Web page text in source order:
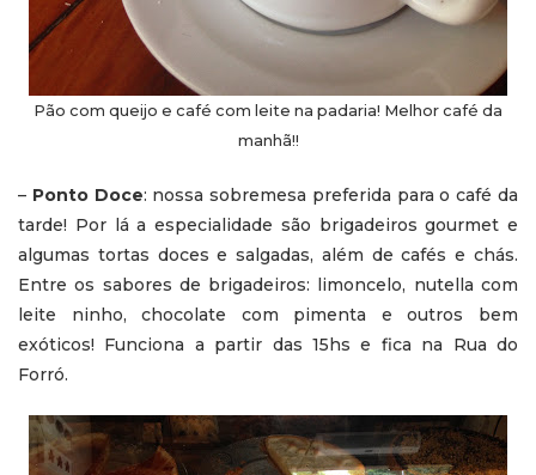
Pão com queijo e café com leite na padaria! Melhor café da
manhã!!
– Ponto Doce: nossa sobremesa preferida para o café da
tarde! Por lá a especialidade são brigadeiros gourmet e
algumas tortas doces e salgadas, além de cafés e chás.
Entre os sabores de brigadeiros: limoncelo, nutella com
leite ninho, chocolate com pimenta e outros bem
exóticos! Funciona a partir das 15hs e fica na Rua do
Forró.